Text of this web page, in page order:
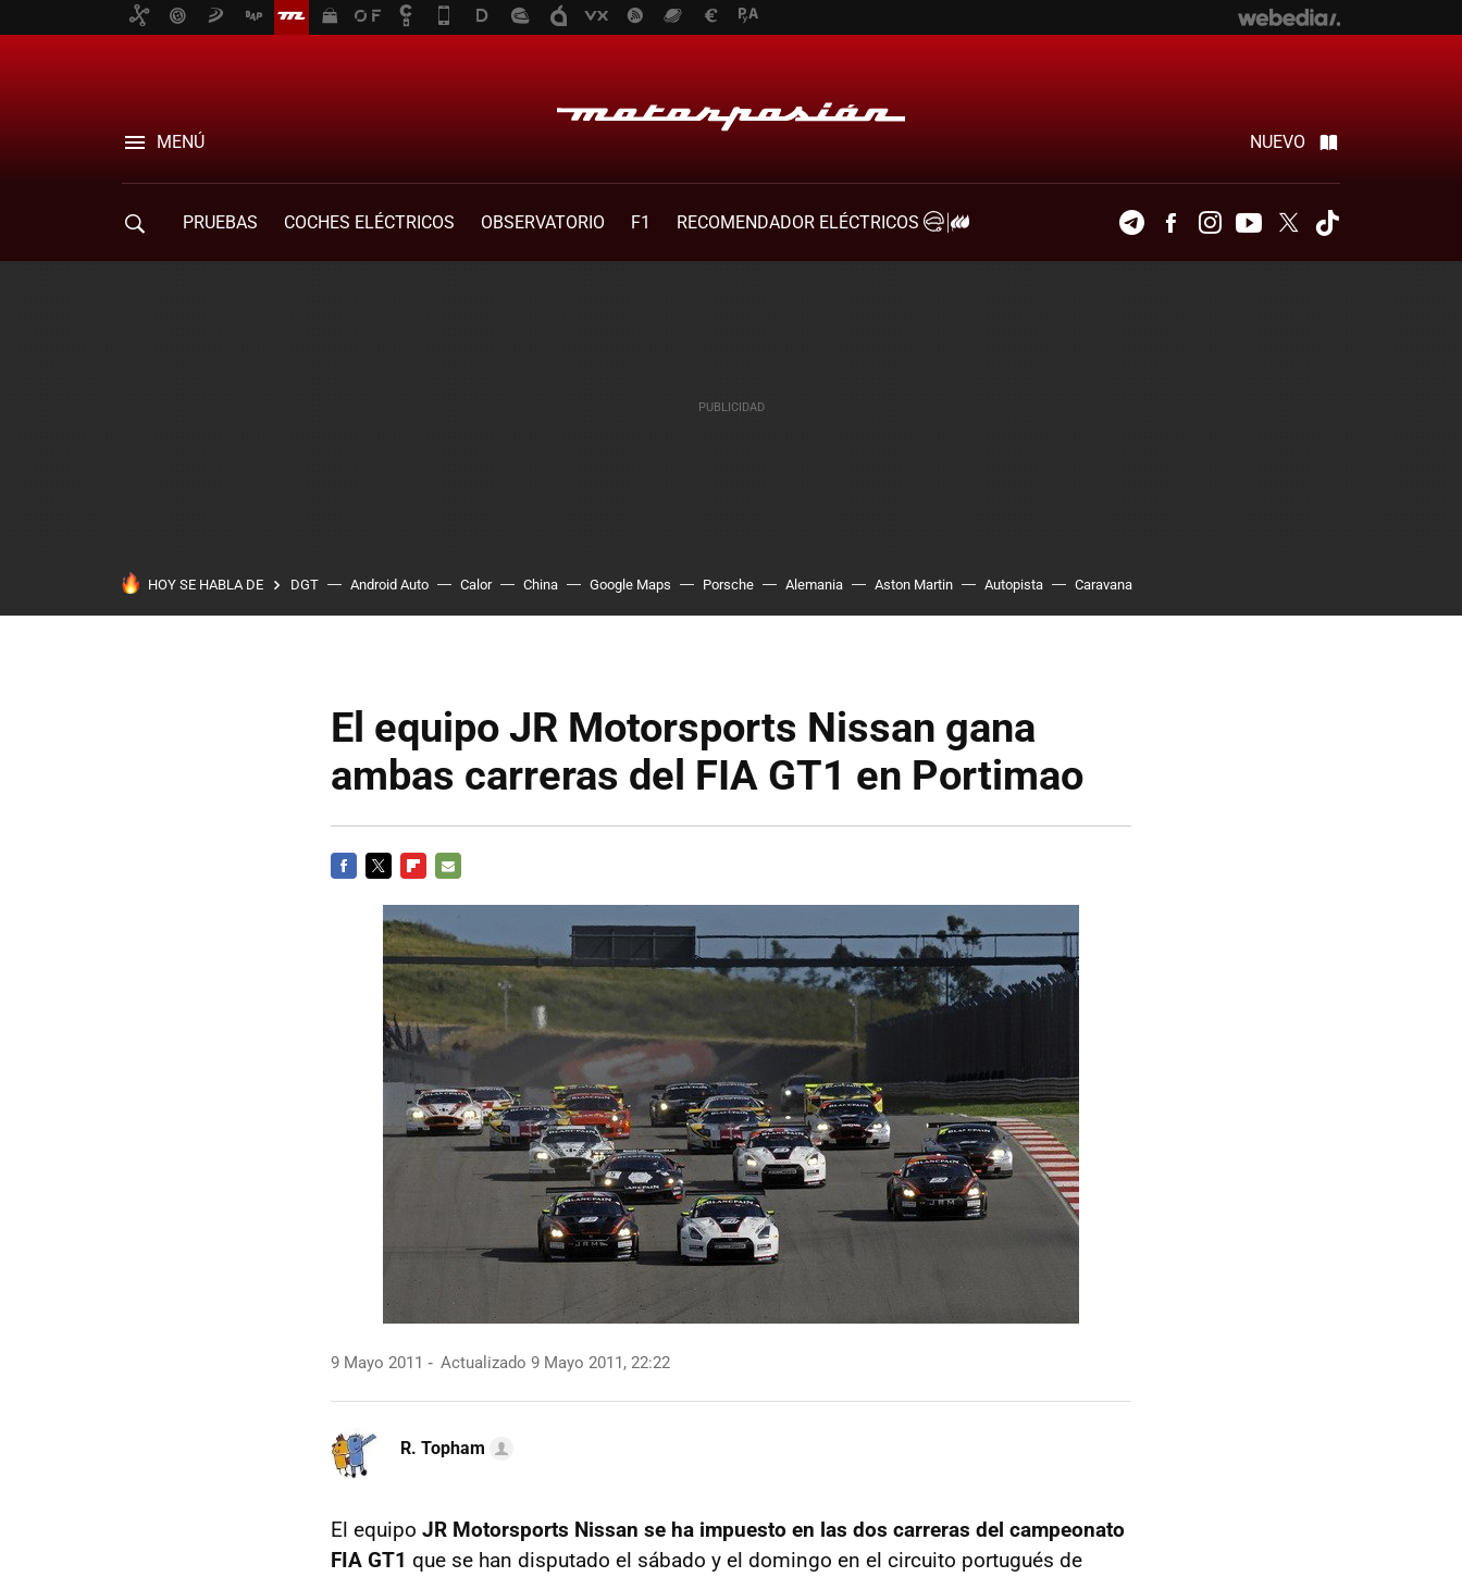
MENÚ NUEVO
PRUEBAS COCHES ELÉCTRICOS OBSERVATORIO F1
RECOMENDADOR ELÉCTRICOS
TelegramFacebookInstagramYoutubeTwitter
HOY SE HABLA DE DGT Android Auto Calor China Google Maps Porsche Alemania Aston Martin Autopista Caravana
El equipo JR Motorsports Nissan gana
ambas carreras del FIA GT1 en Portimao
9 Mayo 2011 Actualizado 9 Mayo 2011, 22:22
R. Topham
El equipo JR Motorsports Nissan se ha impuesto en las dos carreras del campeonato
FIA GT1 que se han disputado el sábado y el domingo en el circuito portugués de